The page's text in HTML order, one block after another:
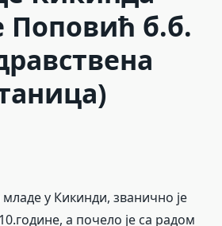
Поповић б.б.
у Кикинди, званично је
а почело је са радом